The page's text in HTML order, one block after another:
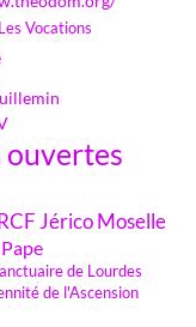
Les Vocations
ouvertes
Jérico Moselle
de Lourdes
de l'Ascension